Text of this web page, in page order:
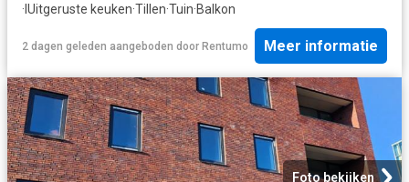
· IUitgeruste keuken·Tillen·Tuin·Balkon
2 dagen geleden aangeboden door Rentumo Meer informatie
Foto bekijken